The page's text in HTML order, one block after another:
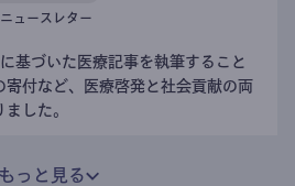
ュースレター
基づいた医療記事を執筆すること
寄付など、医療啓発と社会貢献の両
した。
もっと見る